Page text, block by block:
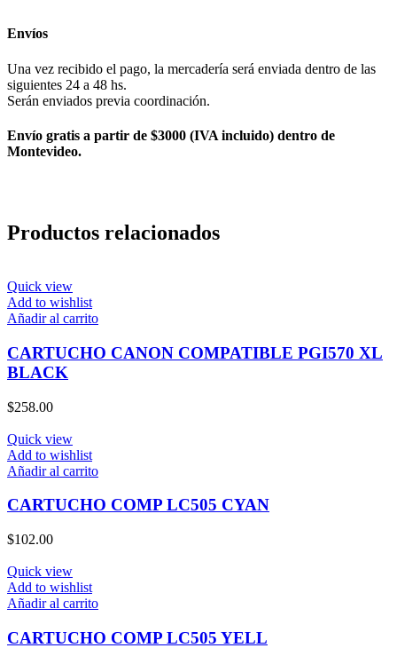
Envíos
Una vez recibido el pago, la mercadería será enviada dentro de las
siguientes 24 a 48 hs.
Serán enviados previa coordinación.
Envío gratis a partir de $3000 (IVA incluido) dentro de
Montevideo.
Productos relacionados
Quick view
Add to wishlist
Añadir al carrito
CARTUCHO CANON COMPATIBLE PGI570 XL
BLACK
$258.00
Quick view
Add to wishlist
Añadir al carrito
CARTUCHO COMP LC505 CYAN
$102.00
Quick view
Add to wishlist
Añadir al carrito
CARTUCHO COMP LC505 YELL